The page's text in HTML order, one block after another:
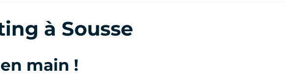
Vélo électrique
à Sousse
main !